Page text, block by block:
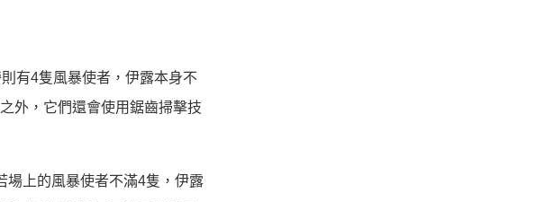
有4隻風暴使者，伊露本身不
外，它們還會使用鋸齒掃擊技
場上的風暴使者不滿4隻，伊露